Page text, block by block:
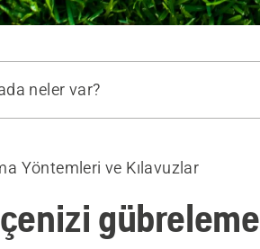
neler var?
gübreleme
hangi sıklıkta gübrelemelisiniz?
yapma
bahçe gübresi tipleri
Yöntemleri ve Kılavuzlar
gübreleme